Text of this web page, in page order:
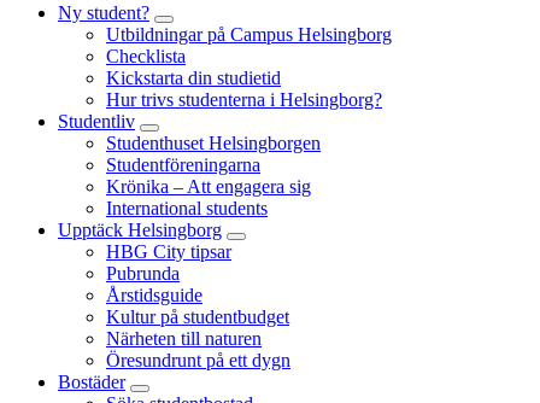
Ny student?
Utbildningar på Campus Helsingborg
Checklista
Kickstarta din studietid
Hur trivs studenterna i Helsingborg?
Studentliv
Studenthuset Helsingborgen
Studentföreningarna
Krönika – Att engagera sig
International students
Upptäck Helsingborg
HBG City tipsar
Pubrunda
Årstidsguide
Kultur på studentbudget
Närheten till naturen
Öresundrunt på ett dygn
Bostäder